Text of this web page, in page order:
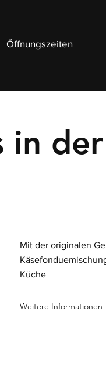
Öffnungszeiten
in
Mit der originalen
Küche
Weitere Informationen